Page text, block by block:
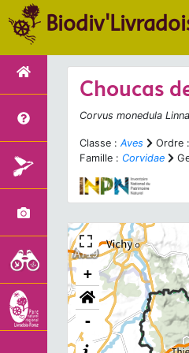
Choucas
Corvus monedula
Classe : Aves Ordre :
Famille : Corvidae
+
-